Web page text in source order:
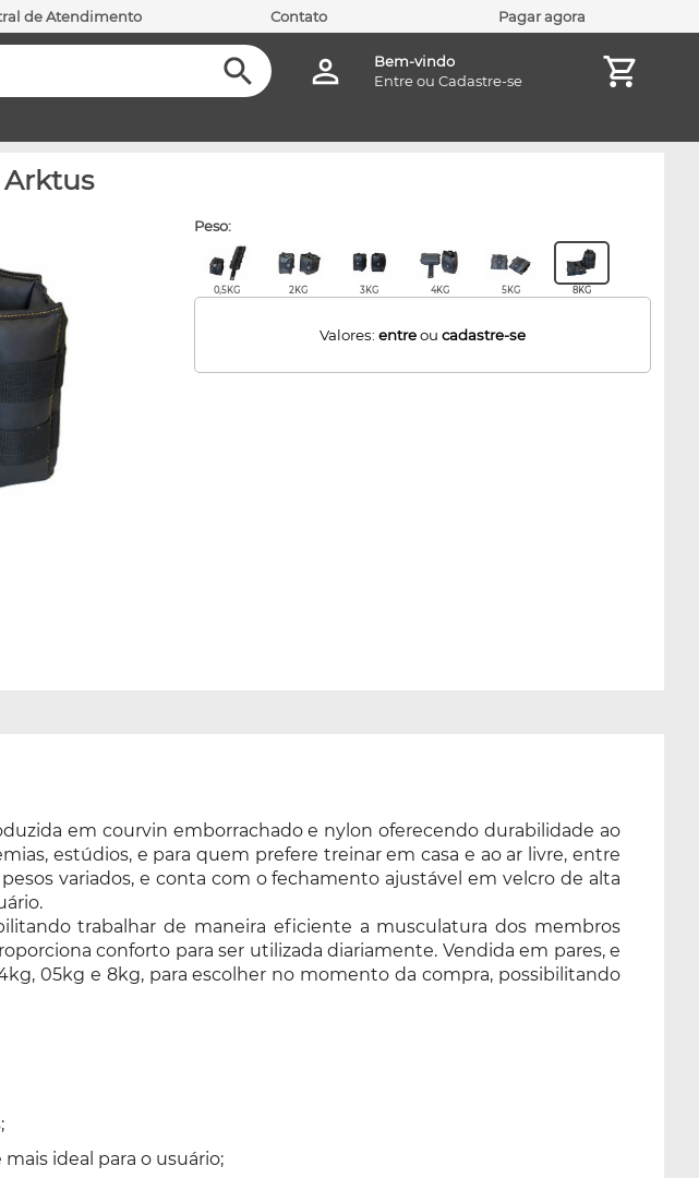
de Atendimento Contato Pagar agora
Bem-vindo
Entreou Cadastre-se
Arktus
peso:
0,5KG 2KG 3KG 4KG 5KG 8KG
Valores:entreoucadastre-se
em courvin emborrachado e nylon oferecendo durabilidade ao
estúdios, e para quem prefere treinar em casa e ao ar livre, entre
variados, e conta com o fechamento ajustável em velcro de alta
trabalhar de maneira eficiente a musculatura dos membros
conforto para ser utilizada diariamente. Vendida em pares, e
05kg e 8kg, para escolher no momento da compra, possibilitando
ideal para o usuário;